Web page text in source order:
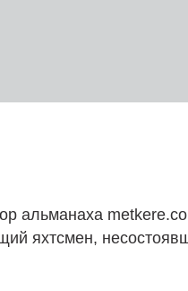
альманаха
яхтсмен,